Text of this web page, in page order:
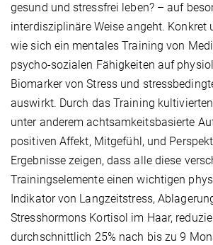
gesund und stressfrei leben? – auf
interdisziplinäre Weise angeht. Konkret
wie sich ein mentales Training von
psycho-sozialen Fähigkeiten auf
Biomarker von Stress und
auswirkt. Durch das Training
unter anderem achtsamkeitsbasierte
positiven Affekt, Mitgefühl, und
Ergebnisse zeigen, dass alle diese
Trainingselemente einen wichtigen
Indikator von Langzeitstress,
Stresshormons Kortisol im Haar,
durchschnittlich 25% nach bis zu 9